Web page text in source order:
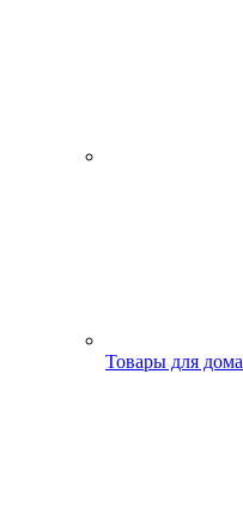
Товары для дома